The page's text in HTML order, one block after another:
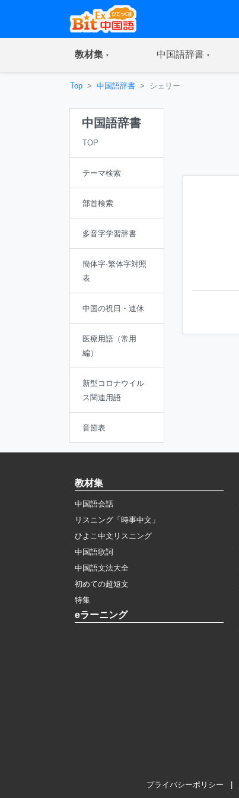
教材集(current) 中国語辞書(current)
Top 中国語辞書 シェリー
中国語辞書
TOP
テーマ検索
部首検索
多音字学習辞書
簡体字·繁体字対照
表
中国の祝日・連休
医療用語（常用
編）
新型コロナウイル
ス関連用語
音節表
教材集
中国語会話
リスニング「時事中文」
ひよこ中文リスニング
中国語歌詞
中国語文法大全
初めての超短文
特集
eラーニング
プライバシーポリシー